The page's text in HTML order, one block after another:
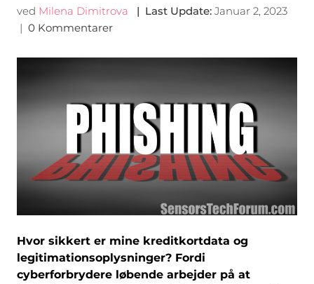
ved Milena Dimitrova | Last Update: Januar 2, 2023
| 0 Kommentarer
Hvor sikkert er mine kreditkortdata og
legitimationsoplysninger? Fordi
cyberforbrydere løbende arbejder på at